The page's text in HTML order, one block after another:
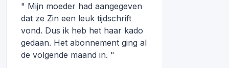
" Mijn moeder had aangegeven
dat ze Zin een leuk tijdschrift
vond. Dus ik heb het haar kado
gedaan. Het abonnement ging al
de volgende maand in. "